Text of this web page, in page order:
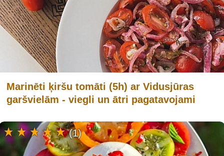
Marinēti ķiršu tomāti (5h) ar Vidusjūras
garšvielām - viegli un ātri pagatavojami
(1)